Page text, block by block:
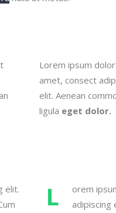
Lorem ipsum
amet, consect
elit. Aenean
ligula eget dolor.
elit.
L
orem
adipiscing